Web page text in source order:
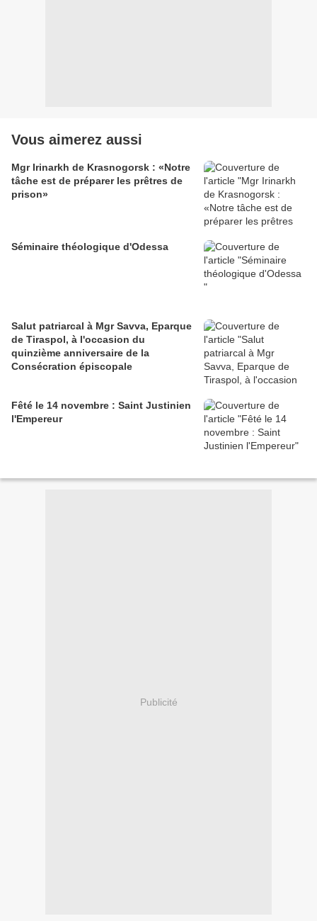
Vous aimerez aussi
Mgr Irinarkh de Krasnogorsk : «Notre
tâche est de préparer les prêtres de
prison»
Séminaire théologique d'Odessa
Salut patriarcal à Mgr Savva, Eparque
de Tiraspol, à l'occasion du
quinzième anniversaire de la
Consécration épiscopale
Fêté le 14 novembre : Saint Justinien
l'Empereur
Publicité